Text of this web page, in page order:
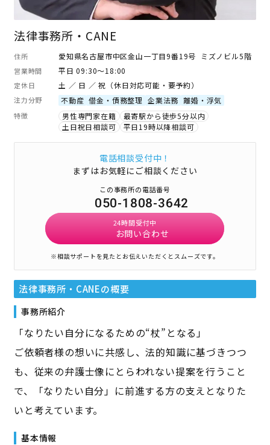
法律事務所・CANE
住所 愛知県名古屋市中区金山一丁目9番19号 ミズノビル5階
営業時間 平日 09:30～18:00
定休日 土 ／ 日 ／ 祝（休日対応可能・要予約）
注力分野 不動産 借金・債務整理 企業法務 離婚・浮気
特徴 男性専門家在籍
最寄駅から徒歩5分以内
土日祝日相談可
平日19時以降相談可
電話相談受付中！
まずはお気軽にご相談ください
この事務所の電話番号
050-1808-3642
24時間受付中
お問い合わせ
※相談サポートを見たとお伝えいただくとスムーズです。
法律事務所・CANEの概要
事務所紹介
「なりたい自分になるための“杖”となる」
ご依頼者様の想いに共感し、法的知識に基づきつつ
も、従来の弁護士像にとらわれない提案を行うこと
で、「なりたい自分」に前進する方の支えとなりた
いと考えています。
基本情報